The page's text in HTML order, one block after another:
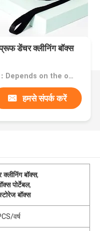
डेंचर क्लीनिंग बॉक्स
मूल्य：Depends on the order quantity
हमसे संपर्क करें
बॉक्स,
पोर्टेबल,
बॉक्स
वर्ष